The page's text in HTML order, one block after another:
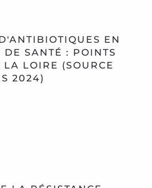
EN
DE SANTÉ : POINTS
LA LOIRE (SOURCE
2024)